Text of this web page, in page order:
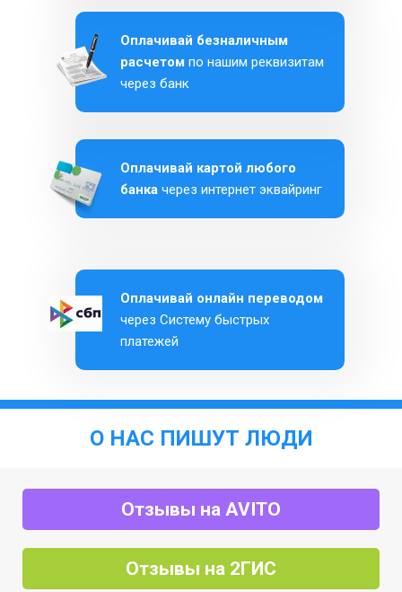
Оплачивай онлайн переводом
через Систему быстрых
платежей
Оплачивай картой любого
банка через интернет эквайринг
Оплачивай безналичным
расчетом по нашим реквизитам
через банк
О НАС ПИШУТ ЛЮДИ
Отзывы на AVITO
Отзывы на 2ГИС